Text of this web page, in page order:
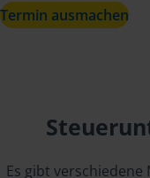
Termin ausmachen
Es gibt